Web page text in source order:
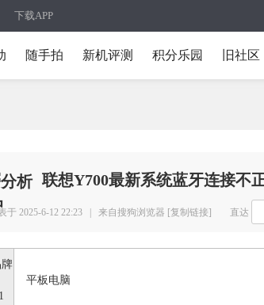
下载APP
随手拍 新机评测 积分乐园 旧社区
联想Y700最新系统蓝牙连接不
于 2025-6-12 22:23 | 来自搜狗浏览器 [复制链接] 直达
1
平板电脑